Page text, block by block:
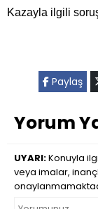
Kazayla ilgili
Paylaş
Yorum
UYARI:Konuyla
veya imalar,